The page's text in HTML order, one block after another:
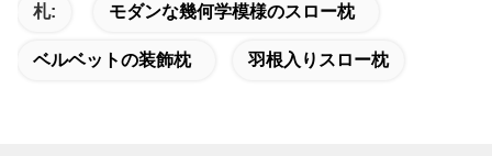
札: モダンな幾何学模様のスロー枕
ベルベットの装飾枕 羽根入りスロー枕